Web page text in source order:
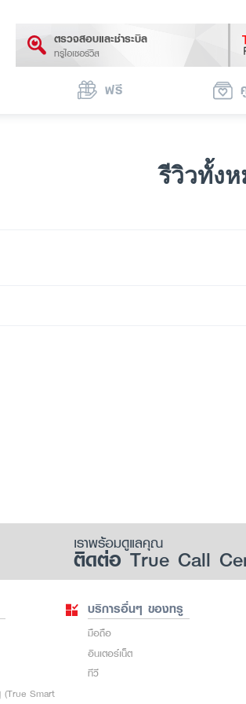
ตรวจสอบและชำระบิล
ทรูไอเซอร์วิส
ฟรี
รีวิวทั้ง
เราพร้อมดูแลคุณ
ติดต่อ True Call
(True Smart
บริการอื่นๆ ของทรู
มือถือ
อินเตอร์เน็ต
ทีวี